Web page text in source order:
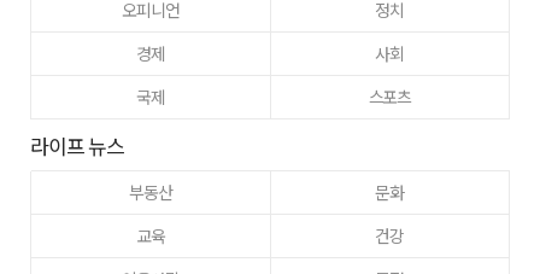
오피니언
정치
경제
사회
국제
스포츠
라이프 뉴스
부동산
문화
교육
건강